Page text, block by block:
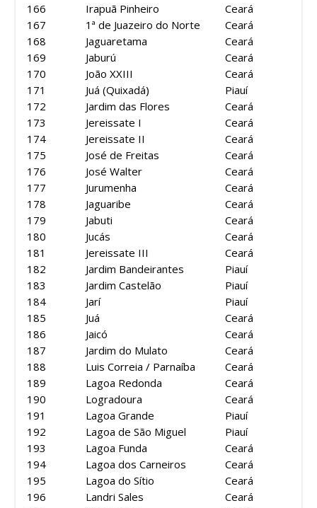
166
167
168
169
170
171
172
173
174
175
176
177
178
179
180
181
182
183
184
185
186
187
188
189
190
191
192
193
194
195
196
Irapuã Pinheiro
1ª de Juazeiro do Norte
Jaguaretama
Jaburú
João XXIII
Juá (Quixadá)
Jardim das Flores
Jereissate I
Jereissate II
José de Freitas
José Walter
Jurumenha
Jaguaribe
Jabuti
Jucás
Jereissate III
Jardim Bandeirantes
Jardim Castelão
Jarí
Juá
Jaicó
Jardim do Mulato
Luis Correia / Parnaíba
Lagoa Redonda
Logradoura
Lagoa Grande
Lagoa de São Miguel
Lagoa Funda
Lagoa dos Carneiros
Lagoa do Sítio
Landri Sales
Ceará
Ceará
Ceará
Ceará
Ceará
Piauí
Ceará
Ceará
Ceará
Ceará
Ceará
Ceará
Ceará
Ceará
Ceará
Ceará
Piauí
Piauí
Piauí
Ceará
Ceará
Ceará
Ceará
Ceará
Ceará
Piauí
Piauí
Ceará
Ceará
Ceará
Ceará